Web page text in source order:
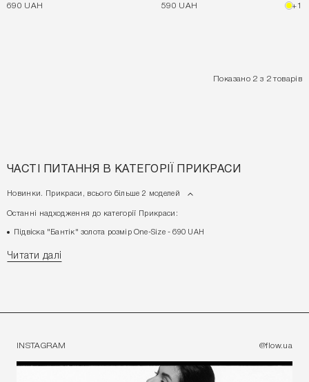
РЕЄСТРУЙТЕСЯ ТА ОТРИМАЙТЕ - 10% НА ПЕРШЕ
690 UAH
590 UAH
+1
Показано 2 з 2 товарів
ЧАСТІ ПИТАННЯ В КАТЕГОРІЇ ПРИКРАСИ
Новинки. Прикраси, всього більше 2 моделей
Останні надходження до категорії Прикраси:
Підвіска "Бантік" золота розмір One-Size - 690 UAH
Які товари з категорії Прикраси - найпопулярніші в 2026 року?
Читати далі
INSTAGRAM @flow.ua